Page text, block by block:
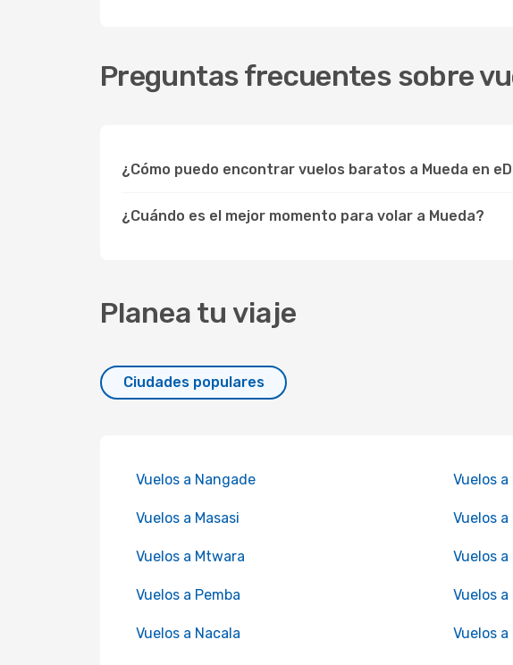
Preguntas frecuentes sobre
¿Cómo puedo encontrar vuelos baratos a Mueda en
¿Cuándo es el mejor momento para volar a Mueda?
Planea tu viaje
Ciudades populares
Vuelos a Nangade Vuelos
Vuelos a Masasi Vuelos a
Vuelos a Mtwara Vuelos
Vuelos a Pemba Vuelos a
Vuelos a Nacala Vuelos